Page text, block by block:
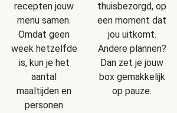
recepten jouw
menu samen.
Omdat geen
week hetzelfde
is, kun je het
aantal
maaltijden en
personen
thuisbezorgd, op
een moment dat
jou uitkomt.
Andere plannen?
Dan zet je jouw
box gemakkelijk
op pauze.